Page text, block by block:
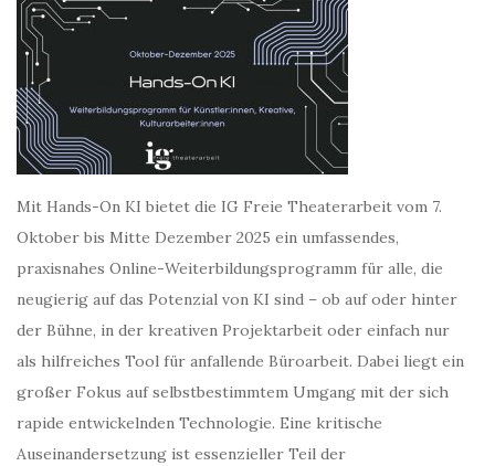
Mit Hands-On KI bietet die IG Freie Theaterarbeit vom 7.
Oktober bis Mitte Dezember 2025 ein umfassendes,
praxisnahes Online-Weiterbildungsprogramm für alle, die
neugierig auf das Potenzial von KI sind – ob auf oder hinter
der Bühne, in der kreativen Projektarbeit oder einfach nur
als hilfreiches Tool für anfallende Büroarbeit. Dabei liegt ein
großer Fokus auf selbstbestimmtem Umgang mit der sich
rapide entwickelnden Technologie. Eine kritische
Auseinandersetzung ist essenzieller Teil der